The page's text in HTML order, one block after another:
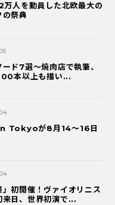
万人を動員した北欧最大の
の祭典
ド7選〜焼肉店で執筆、
本以上も描い...
Tokyoが8月14～16日
初開催！ヴァイオリニス
来日、世界初演で...